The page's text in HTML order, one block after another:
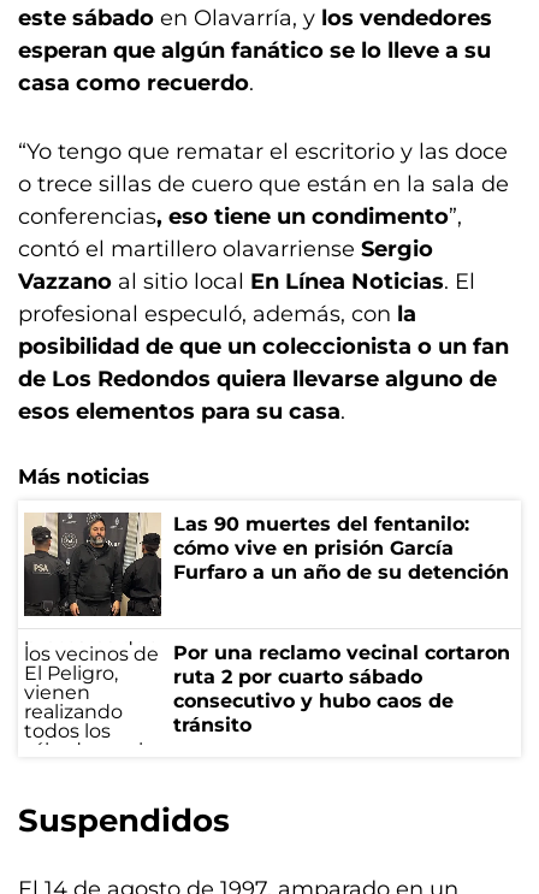
este sábado en Olavarría, y los vendedores
esperan que algún fanático se lo lleve a su
casa como recuerdo.
“Yo tengo que rematar el escritorio y las doce
o trece sillas de cuero que están en la sala de
conferencias, eso tiene un condimento”,
contó el martillero olavarriense Sergio
Vazzano al sitio local En Línea Noticias. El
profesional especuló, además, con la
posibilidad de que un coleccionista o un fan
de Los Redondos quiera llevarse alguno de
esos elementos para su casa.
Más noticias
Las 90 muertes del fentanilo:
cómo vive en prisión García
Furfaro a un año de su detención
Por una reclamo vecinal cortaron
ruta 2 por cuarto sábado
consecutivo y hubo caos de
tránsito
Suspendidos